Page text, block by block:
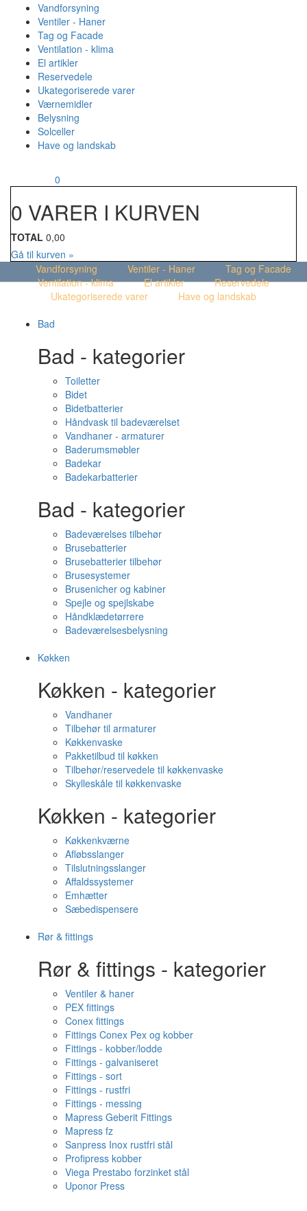
Vandforsyning
Ventiler - Haner
Tag og Facade
Ventilation - klima
El artikler
Reservedele
Ukategoriserede varer
Værnemidler
Belysning
Solceller
Have og landskab
0
0 VARER I KURVEN
TOTAL 0,00
Gå til kurven »
Vandforsyning
Ventiler - Haner
Tag og Facade
Ventilation - klima
El artikler
Reservedele
Ukategoriserede varer
Have og landskab
Bad
Bad - kategorier
Toiletter
Bidet
Bidetbatterier
Håndvask til badeværelset
Vandhaner - armaturer
Baderumsmøbler
Badekar
Badekarbatterier
Bad - kategorier
Badeværelses tilbehør
Brusebatterier
Brusebatterier tilbehør
Brusesystemer
Brusenicher og kabiner
Spejle og spejlskabe
Håndklædetørrere
Badeværelsesbelysning
Køkken
Køkken - kategorier
Vandhaner
Tilbehør til armaturer
Køkkenvaske
Pakketilbud til køkken
Tilbehør/reservedele til køkkenvaske
Skylleskåle til køkkenvaske
Køkken - kategorier
Køkkenkværne
Afløbsslanger
Tilslutningsslanger
Affaldssystemer
Emhætter
Sæbedispensere
Rør & fittings
Rør & fittings - kategorier
Ventiler & haner
PEX fittings
Conex fittings
Fittings Conex Pex og kobber
Fittings - kobber/lodde
Fittings - galvaniseret
Fittings - sort
Fittings - rustfri
Fittings - messing
Mapress Geberit Fittings
Mapress fz
Sanpress Inox rustfri stål
Profipress kobber
Viega Prestabo forzinket stål
Uponor Press